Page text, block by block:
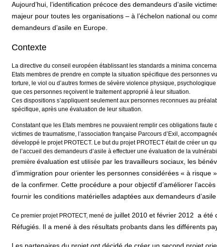
Aujourd’hui, l’identification précoce des demandeurs d’asile
majeur pour toutes les organisations – à l’échelon national ou
demandeurs d’asile en Europe.
Contexte
La directive du conseil européen établissant les standards a minima
Etats membres de prendre en compte la situation spécifique des personnes
torture, le viol ou d’autres formes de sévère violence physique,
que ces personnes reçoivent le traitement approprié à leur situation.
Ces dispositions s’appliquent seulement aux personnes reconnues au
spécifique, après une évaluation de leur situation.
Constatant que les Etats membres ne pouvaient remplir ces obligations faute
victimes de traumatisme, l’association française Parcours d’Exil,
développé le projet PROTECT. Le but du projet PROTECT était de créer un
de l’accueil des demandeurs d’asile à effectuer une évaluation de la
première évaluation est utilisée par les travailleurs sociaux, les
d’immigration pour orienter les personnes considérées « à risque
de la confirmer. Cette procédure a pour objectif d’améliorer
fournir les conditions matérielles adaptées aux demandeurs
Ce premier projet PROTECT, mené de juillet 2010 et février 2012 a été
Réfugiés. Il a mené à des résultats probants dans les différents